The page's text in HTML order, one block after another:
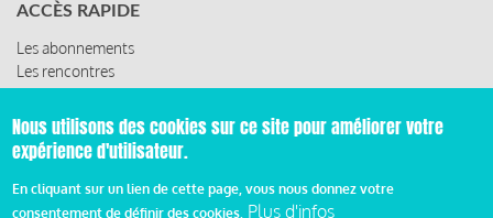
ACCÈS RAPIDE
Les abonnements
Les rencontres
Les ressources
© 2019 Miroir Social - Réalisé parCafffeine
Nous utilisons des cookies sur ce site pour améliorer votre
expérience d'utilisateur.
En cliquant sur un lien de cette page, vous nous donnez votre
consentement de définir des cookies. Plus d'infos